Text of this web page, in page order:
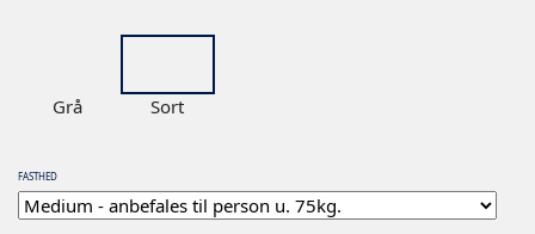
Grå Sort
FASTHED